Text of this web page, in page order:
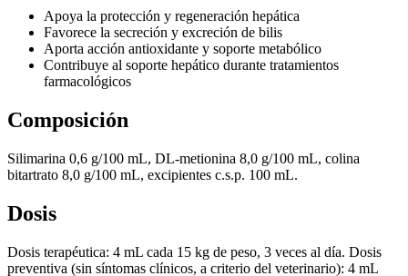
Apoya la protección y regeneración hepática
Favorece la secreción y excreción de bilis
Aporta acción antioxidante y soporte metabólico
Contribuye al soporte hepático durante tratamientos
farmacológicos
Composición
Silimarina 0,6 g/100 mL, DL-metionina 8,0 g/100 mL, colina
bitartrato 8,0 g/100 mL, excipientes c.s.p. 100 mL.
Dosis
Dosis terapéutica: 4 mL cada 15 kg de peso, 3 veces al día. Dosis
preventiva (sin síntomas clínicos, a criterio del veterinario): 4 mL